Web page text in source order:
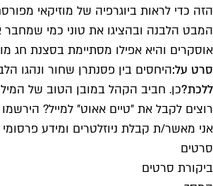
הזה כדי לראות ביוגרפיה של מוזיקאי
המבט הלבנה ובהציגו את טוני כמי
אוסקרים והיא אפילו מסתיימת בסצנת חג
סרט על:היחסים בין פסנתרן שחור ונהגו
ללכת?כן. חביב הקהל במובן הטוב של
רוצים לקבל את ״טיים אאוט״ למייל? הירשמו
אני מאשר/ת קבלת ניוזלטרים ומידע
סרטים
ביקורת סרטים